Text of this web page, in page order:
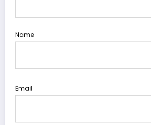
Name
Email